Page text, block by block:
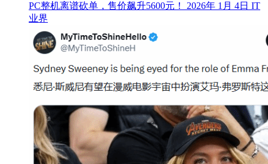
PC整机离谱砍单，售价飙升5600元！ 2026年 1月 4日 IT
业界